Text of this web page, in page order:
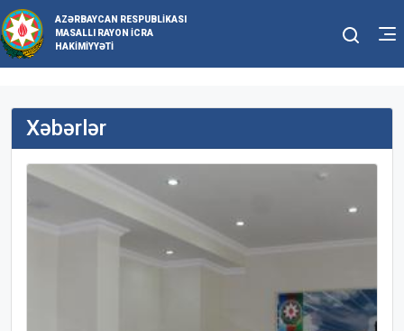
AZƏRBAYCAN RESPUBLIKASI
MASALLI RAYON İCRA
HAKIMIYYƏTI
Xəbərlər